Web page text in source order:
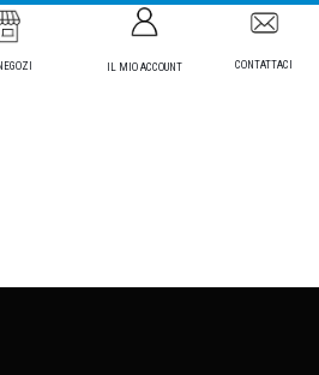
IL MIO ACCOUNT CONTATTACI